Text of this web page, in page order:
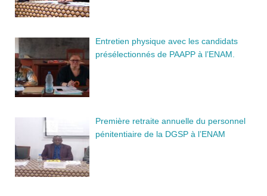
Entretien physique avec les candidats
présélectionnés de PAAPP à l’ENAM.
Première retraite annuelle du personnel
pénitentiaire de la DGSP à l’ENAM